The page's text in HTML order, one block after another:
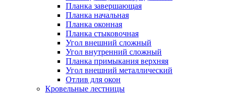
Планка завершающая
Планка начальная
Планка оконная
Планка стыковочная
Угол внешний сложный
Угол внутренний сложный
Планка примыкания верхняя
Угол внешний металлический
Отлив для окон
Кровельные лестницы